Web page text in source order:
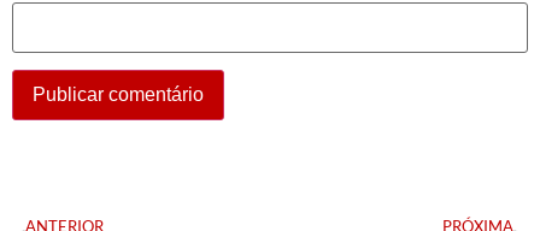
ANTERIOR PRÓXIMA